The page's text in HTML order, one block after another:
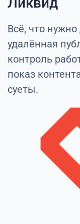
Всё, что
удалённая
контроль
показ
суеты.